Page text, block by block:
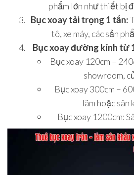
phẩm lớn như thiết bị
Bục xoay tải trọng 1 tấn:
tô, xe máy, các sản
Bục xoay đường kính từ
Bục xoay 120cm –
showroom,
Bục xoay 300cm –
lãm hoặc sân
Bục xoay 1200cm: